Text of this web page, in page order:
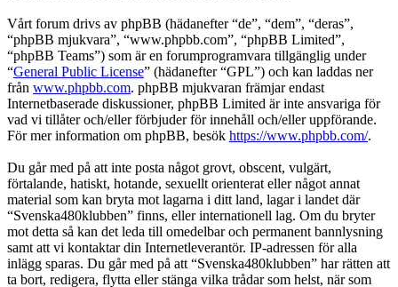
Vårt forum drivs av phpBB (hädanefter “de”, “dem”, “deras”,
“phpBB mjukvara”, “www.phpbb.com”, “phpBB Limited”,
“phpBB Teams”) som är en forumprogramvara tillgänglig under
“General Public License” (hädanefter “GPL”) och kan laddas ner
från www.phpbb.com. phpBB mjukvaran främjar endast
Internetbaserade diskussioner, phpBB Limited är inte ansvariga för
vad vi tillåter och/eller förbjuder för innehåll och/eller uppförande.
För mer information om phpBB, besök https://www.phpbb.com/.
Du går med på att inte posta något grovt, obscent, vulgärt,
förtalande, hatiskt, hotande, sexuellt orienterat eller något annat
material som kan bryta mot lagarna i ditt land, lagar i landet där
“Svenska480klubben” finns, eller internationell lag. Om du bryter
mot detta så kan det leda till omedelbar och permanent bannlysning
samt att vi kontaktar din Internetleverantör. IP-adressen för alla
inlägg sparas. Du går med på att “Svenska480klubben” har rätten att
ta bort, redigera, flytta eller stänga vilka trådar som helst, när som